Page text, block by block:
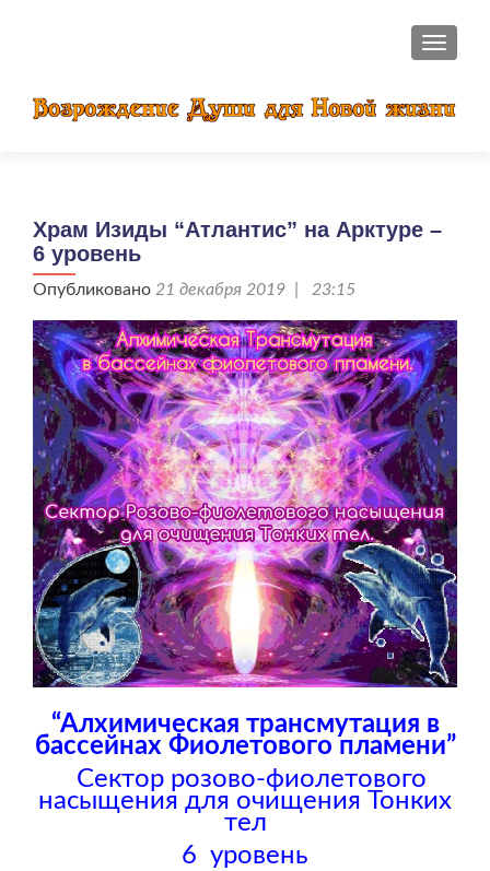
Храм Изиды “Атлантис” на Арктуре –
6 уровень
Опубликовано 21 декабря 2019 | 23:15
“Алхимическая трансмутация в
бассейнах Фиолетового пламени”
Сектор розово-фиолетового
насыщения для очищения Тонких
тел
6 уровень